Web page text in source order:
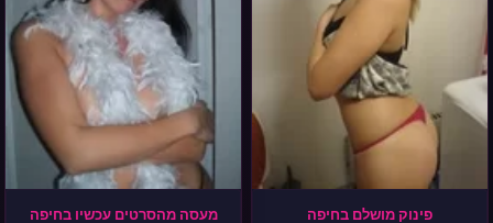
פינוק מושלם בחיפה מעסה מהסרטים עכשיו בחיפה